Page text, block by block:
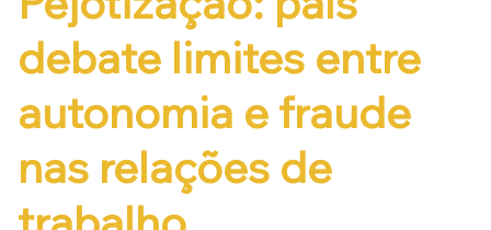
debate limites entre
autonomia e fraude
nas relações de